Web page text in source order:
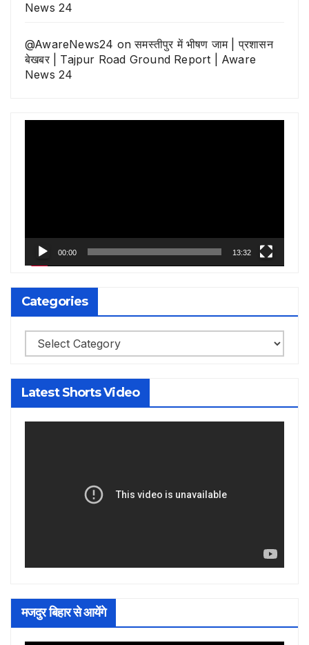
News 24
@AwareNews24 onसमस्तीपुर में भीषण जाम | प्रशासन
बेखबर | Tajpur Road Ground Report | Aware
News 24
00:00 13:32
Categories
Categories
Latest Shorts Video
मजदुर बिहार से आयेंगे